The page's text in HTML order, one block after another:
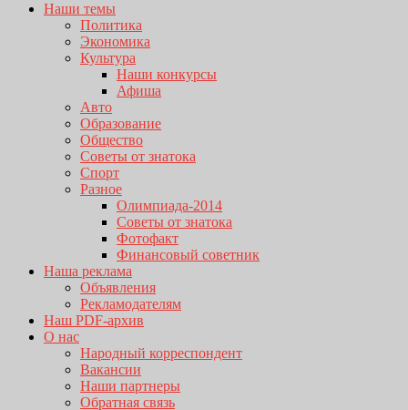
Наши темы
Политика
Экономика
Культура
Наши конкурсы
Афиша
Авто
Образование
Общество
Советы от знатока
Спорт
Разное
Олимпиада-2014
Советы от знатока
Фотофакт
Финансовый советник
Наша реклама
Объявления
Рекламодателям
Наш PDF-архив
О нас
Народный корреспондент
Вакансии
Наши партнеры
Обратная связь